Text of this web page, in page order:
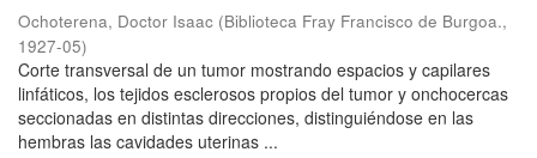
Ochoterena, Doctor Isaac (Biblioteca Fray Francisco de Burgoa.,
1927-05)
Corte transversal de un tumor mostrando espacios y capilares
linfáticos, los tejidos esclerosos propios del tumor y onchocercas
seccionadas en distintas direcciones, distinguiéndose en las
hembras las cavidades uterinas ...